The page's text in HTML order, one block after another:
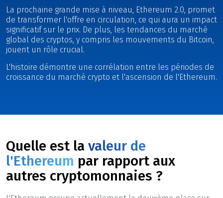
La prochaine grande mise à niveau, Ethereum 2.0, promet
de transformer l'offre en circulation, ce qui aura un impact
significatif sur le prix. De plus, les tendances du marché
global des cryptos, y compris les mouvements du Bitcoin,
jouent un rôle crucial.
L'histoire démontre une corrélation entre les périodes de
croissance du marché crypto et l'ascension de l'Ethereum.
Quelle est la valeur de
l'Ethereum par rapport aux
autres cryptomonnaies ?